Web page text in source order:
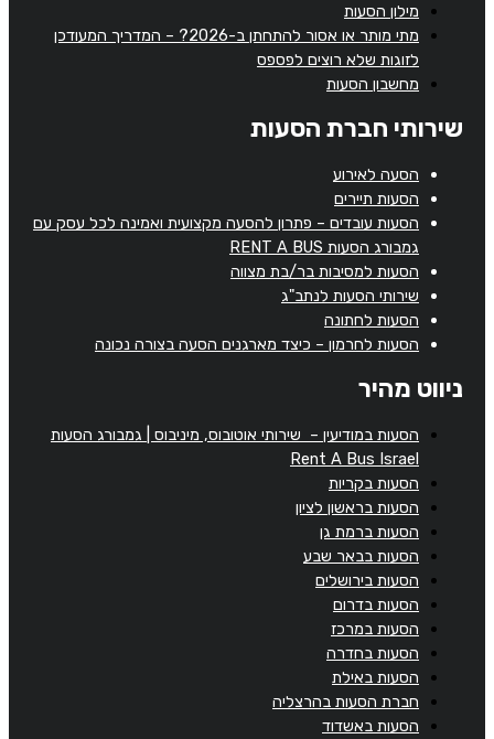
מילון הסעות
מתי מותר או אסור להתחתן ב-2026? – המדריך המעודכן
לזוגות שלא רוצים לפספס
מחשבון הסעות
שירותי חברת הסעות
הסעה לאירוע
הסעות תיירים
הסעות עובדים – פתרון להסעה מקצועית ואמינה לכל עסק עם
גמבורג הסעות RENT A BUS
הסעות למסיבות בר/בת מצווה
שירותי הסעות לנתב"ג
הסעות לחתונה
הסעות לחרמון – כיצד מארגנים הסעה בצורה נכונה
ניווט מהיר
הסעות במודיעין – שירותי אוטובוס, מיניבוס | גמבורג הסעות
Rent A Bus Israel
הסעות בקריות
הסעות בראשון לציון
הסעות ברמת גן
הסעות בבאר שבע
הסעות בירושלים
הסעות בדרום
הסעות במרכז
הסעות בחדרה
הסעות באילת
חברת הסעות בהרצליה
הסעות באשדוד